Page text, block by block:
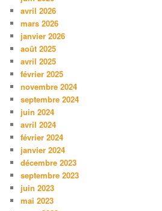
avril 2026
mars 2026
janvier 2026
août 2025
avril 2025
février 2025
novembre 2024
septembre 2024
juin 2024
avril 2024
février 2024
janvier 2024
décembre 2023
septembre 2023
juin 2023
mai 2023